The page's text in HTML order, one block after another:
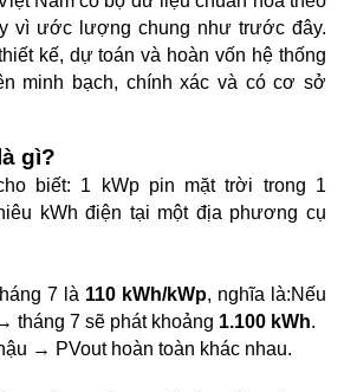
vì ước lượng chung như trước đây.
kế, dự toán và hoàn vốn hệ thống
minh bạch, chính xác và có cơ sở
gì?
biết: 1 kWp pin mặt trời trong 1
kWh điện tại một địa phương cụ
7 là 110 kWh/kWp, nghĩa là:Nếu
tháng 7 sẽ phát khoảng 1.100 kWh.
→ PVout hoàn toàn khác nhau.